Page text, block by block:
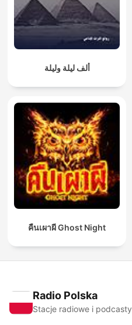
ألف ليلة وليلة
คืนเผาผี Ghost Night
Radio Polska
Stacje radiowe i podcasty